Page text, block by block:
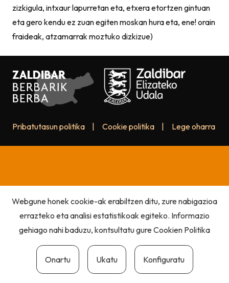
zizkigula, intxaur lapurretan eta, etxera etortzen gintuan
eta gero kendu ez zuan egiten moskan hura eta, ene! orain
fraideak, atzamarrak moztuko dizkizue)
Pribatutasun politika Cookie politika Lege oharra
Webgune honek cookie-ak erabiltzen ditu, zure nabigazioa
errazteko eta analisi estatistikoak egiteko. Informazio
gehiago nahi baduzu, kontsultatu gureCookien Politika
Onartu Ukatu Konfiguratu